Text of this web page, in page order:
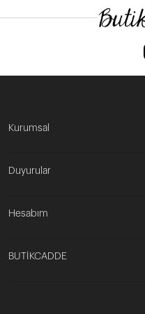
Kurumsal
Duyurular
Hesabım
BUTİKCADDE